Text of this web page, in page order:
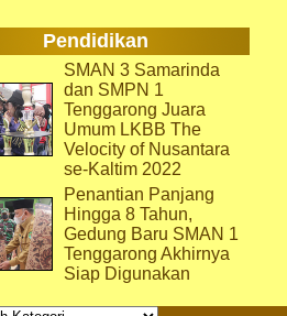
Pendidikan
SMAN 3 Samarinda
dan SMPN 1
Tenggarong Juara
Umum LKBB The
Velocity of Nusantara
se-Kaltim 2022
Penantian Panjang
Hingga 8 Tahun,
Gedung Baru SMAN 1
Tenggarong Akhirnya
Siap Digunakan